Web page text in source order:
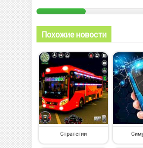
Похожие новости
Стратегии